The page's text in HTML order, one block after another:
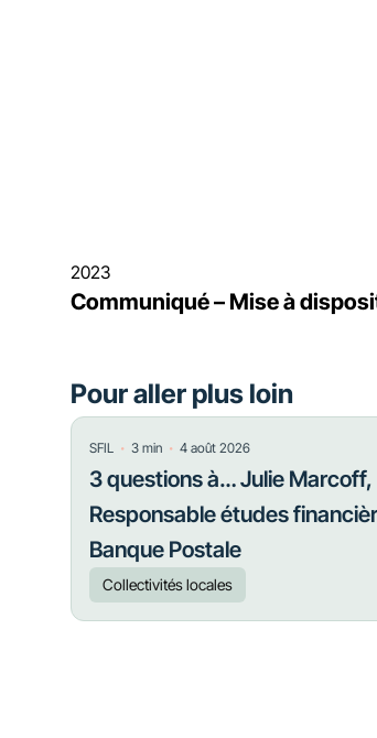
2023
Communiqué – Mise à
Pour aller plus loin
SFIL ・ 3 min ・ 4 août 2026
3 questions à… Julie Marcoff,
Responsable études
Banque Postale
Collectivités locales